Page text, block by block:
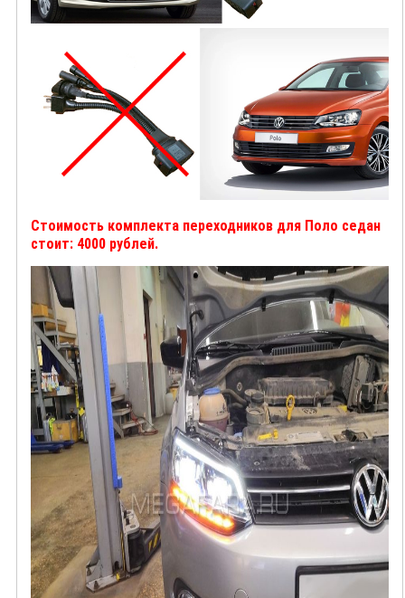
Стоимость комплекта переходников для Поло седан
стоит: 4000 рублей.